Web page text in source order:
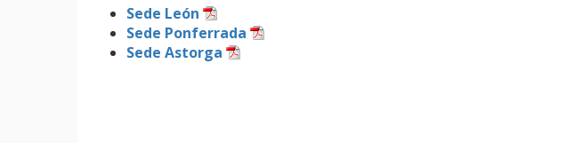
Sede León
Sede Ponferrada
Sede Astorga